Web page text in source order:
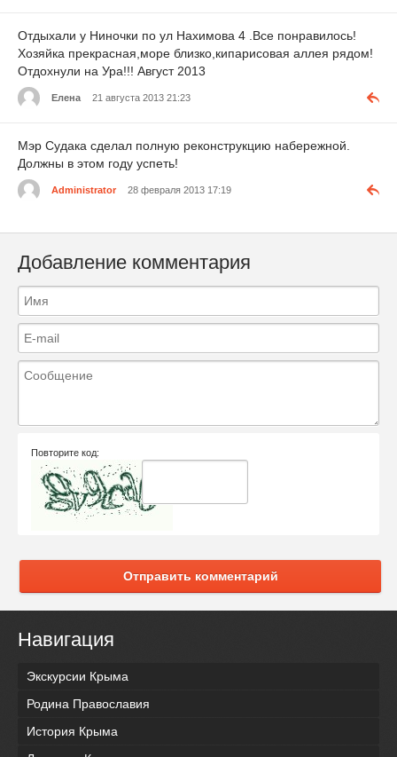
Отдыхали у Ниночки по ул Нахимова 4 .Все понравилось!
Хозяйка прекрасная,море близко,кипарисовая аллея рядом!
Отдохнули на Ура!!! Август 2013
Елена 21 августа 2013 21:23
Мэр Судака сделал полную реконструкцию набережной.
Должны в этом году успеть!
Administrator 28 февраля 2013 17:19
Добавление комментария
Повторите код:
Отправить комментарий
Навигация
Экскурсии Крыма
Родина Православия
История Крыма